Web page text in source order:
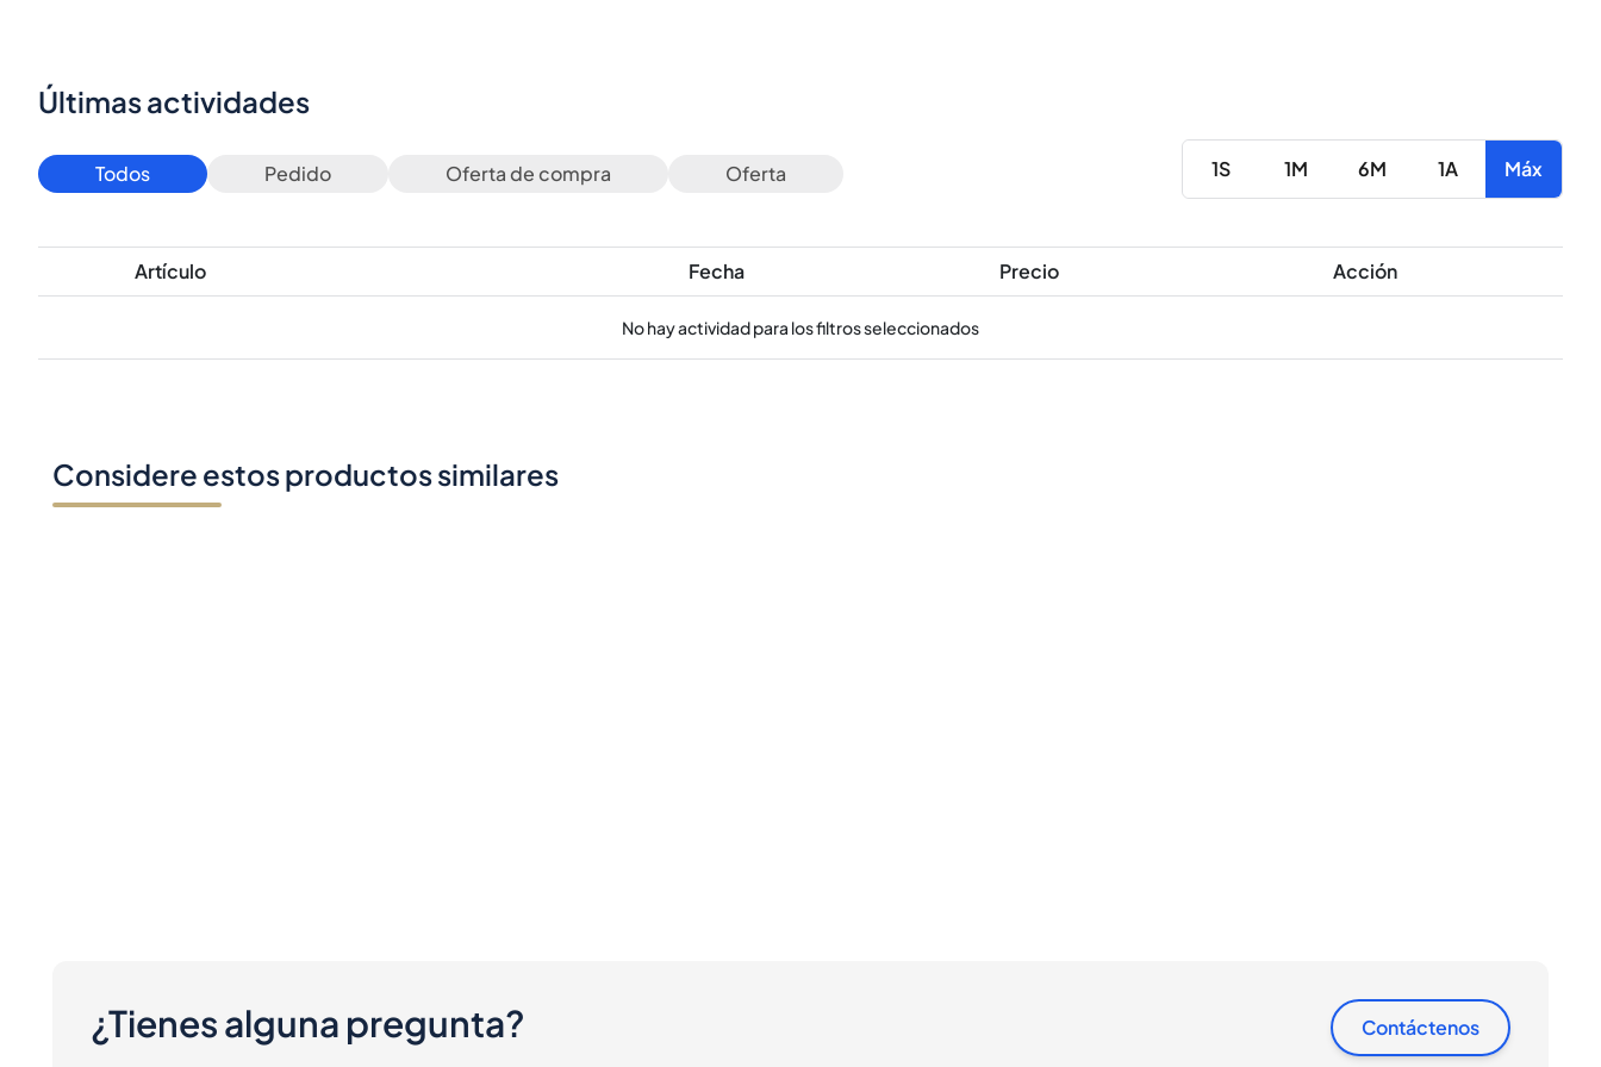
Últimas actividades
Todos Pedido Oferta de compra Oferta 1S 1M 6M 1A Máx
Artículo Fecha Precio Acción
No hay actividad para los filtros seleccionados
Considere estos productos similares
¿Tienes alguna pregunta? Contáctenos